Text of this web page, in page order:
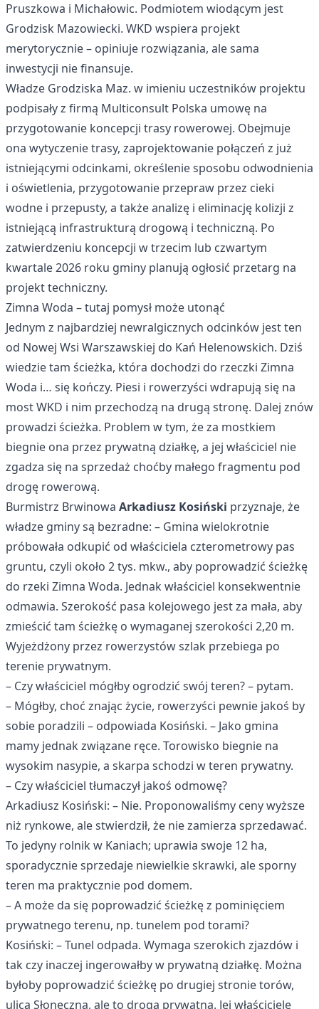
Pruszkowa i Michałowic. Podmiotem wiodącym jest
Grodzisk Mazowiecki. WKD wspiera projekt
merytorycznie – opiniuje rozwiązania, ale sama
inwestycji nie finansuje.
Władze Grodziska Maz. w imieniu uczestników projektu
podpisały z firmą Multiconsult Polska umowę na
przygotowanie koncepcji trasy rowerowej. Obejmuje
ona wytyczenie trasy, zaprojektowanie połączeń z już
istniejącymi odcinkami, określenie sposobu odwodnienia
i oświetlenia, przygotowanie przepraw przez cieki
wodne i przepusty, a także analizę i eliminację kolizji z
istniejącą infrastrukturą drogową i techniczną. Po
zatwierdzeniu koncepcji w trzecim lub czwartym
kwartale 2026 roku gminy planują ogłosić przetarg na
projekt techniczny.
Zimna Woda – tutaj pomysł może utonąć
Jednym z najbardziej newralgicznych odcinków jest ten
od Nowej Wsi Warszawskiej do Kań Helenowskich. Dziś
wiedzie tam ścieżka, która dochodzi do rzeczki Zimna
Woda i… się kończy. Piesi i rowerzyści wdrapują się na
most WKD i nim przechodzą na drugą stronę. Dalej znów
prowadzi ścieżka. Problem w tym, że za mostkiem
biegnie ona przez prywatną działkę, a jej właściciel nie
zgadza się na sprzedaż choćby małego fragmentu pod
drogę rowerową.
Burmistrz Brwinowa Arkadiusz Kosiński przyznaje, że
władze gminy są bezradne: – Gmina wielokrotnie
próbowała odkupić od właściciela czterometrowy pas
gruntu, czyli około 2 tys. mkw., aby poprowadzić ścieżkę
do rzeki Zimna Woda. Jednak właściciel konsekwentnie
odmawia. Szerokość pasa kolejowego jest za mała, aby
zmieścić tam ścieżkę o wymaganej szerokości 2,20 m.
Wyjeżdżony przez rowerzystów szlak przebiega po
terenie prywatnym.
– Czy właściciel mógłby ogrodzić swój teren? – pytam.
– Mógłby, choć znając życie, rowerzyści pewnie jakoś by
sobie poradzili – odpowiada Kosiński. – Jako gmina
mamy jednak związane ręce. Torowisko biegnie na
wysokim nasypie, a skarpa schodzi w teren prywatny.
– Czy właściciel tłumaczył jakoś odmowę?
Arkadiusz Kosiński: – Nie. Proponowaliśmy ceny wyższe
niż rynkowe, ale stwierdził, że nie zamierza sprzedawać.
To jedyny rolnik w Kaniach; uprawia swoje 12 ha,
sporadycznie sprzedaje niewielkie skrawki, ale sporny
teren ma praktycznie pod domem.
– A może da się poprowadzić ścieżkę z pominięciem
prywatnego terenu, np. tunelem pod torami?
Kosiński: – Tunel odpada. Wymaga szerokich zjazdów i
tak czy inaczej ingerowałby w prywatną działkę. Można
byłoby poprowadzić ścieżkę po drugiej stronie torów,
ulicą Słoneczną, ale to droga prywatna. Jej właściciele